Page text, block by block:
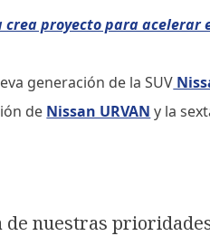
crea proyecto para acelerar
generación de la SUV
de Nissan URVAN y la
de nuestras